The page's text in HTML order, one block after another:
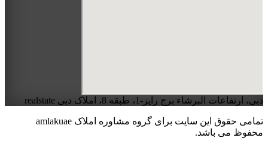
دبی، ارتفاعات البرشاء برج رایز-1، طبقه 8، املاک دبی realstate
تمامی حقوق این سایت برای گروه مشاوره املاک amlakuae
محفوظ می باشد.